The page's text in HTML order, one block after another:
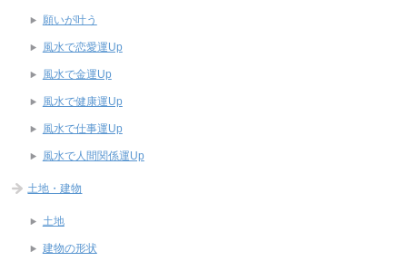
願いが叶う
風水で恋愛運Up
風水で金運Up
風水で健康運Up
風水で仕事運Up
風水で人間関係運Up
土地・建物
土地
建物の形状